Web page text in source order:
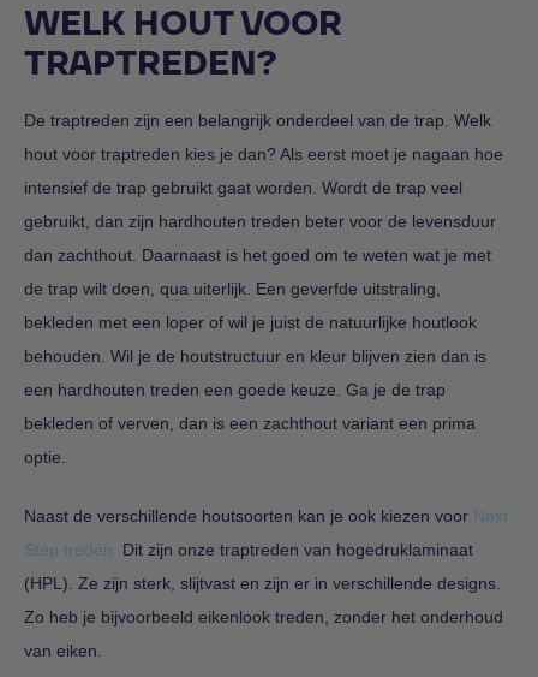
WELK HOUT VOOR
TRAPTREDEN?
De traptreden zijn een belangrijk onderdeel van de trap. Welk
hout voor traptreden kies je dan? Als eerst moet je nagaan hoe
intensief de trap gebruikt gaat worden. Wordt de trap veel
gebruikt, dan zijn hardhouten treden beter voor de levensduur
dan zachthout. Daarnaast is het goed om te weten wat je met
de trap wilt doen, qua uiterlijk. Een geverfde uitstraling,
bekleden met een loper of wil je juist de natuurlijke houtlook
behouden. Wil je de houtstructuur en kleur blijven zien dan is
een hardhouten treden een goede keuze. Ga je de trap
bekleden of verven, dan is een zachthout variant een prima
optie.
Naast de verschillende houtsoorten kan je ook kiezen voor Next
Step treden.
Dit zijn onze traptreden van hogedruklaminaat
(HPL). Ze zijn sterk, slijtvast en zijn er in verschillende designs.
Zo heb je bijvoorbeeld eikenlook treden, zonder het onderhoud
van eiken.